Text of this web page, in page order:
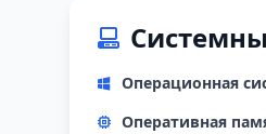
Операционная
Оперативная